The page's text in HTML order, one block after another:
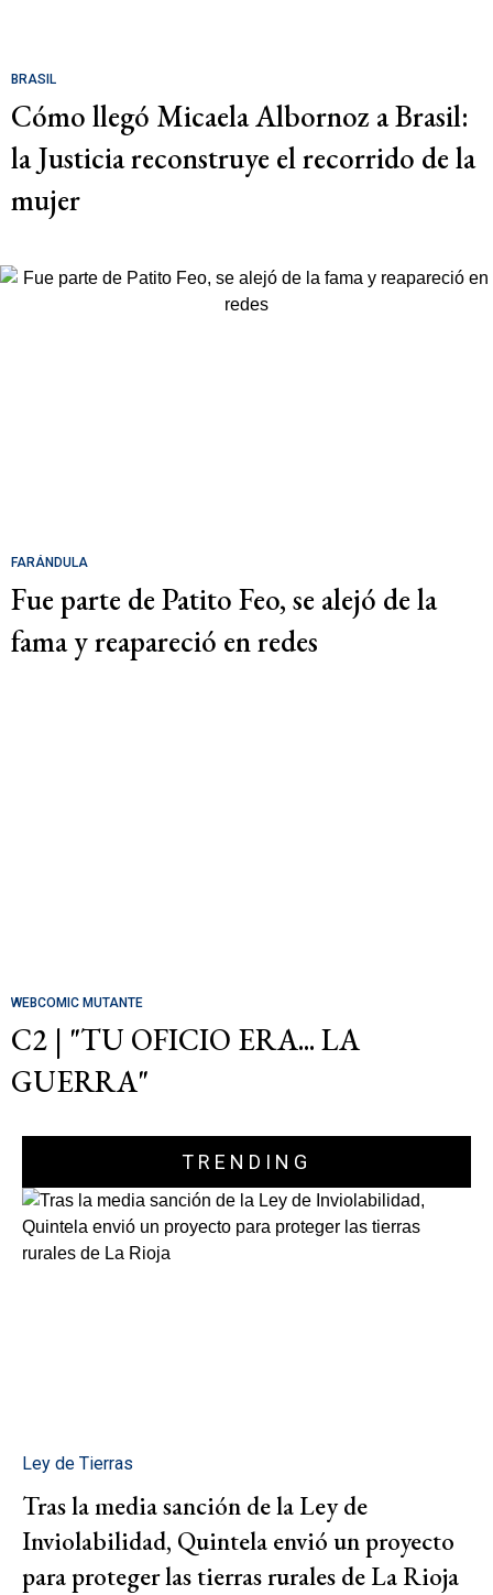
BRASIL
Cómo llegó Micaela Albornoz a Brasil:
la Justicia reconstruye el recorrido de la
mujer
FARÁNDULA
Fue parte de Patito Feo, se alejó de la
fama y reapareció en redes
WEBCOMIC MUTANTE
C2 | "TU OFICIO ERA... LA
GUERRA"
TRENDING
Ley de Tierras
Tras la media sanción de la Ley de
Inviolabilidad, Quintela envió un proyecto
para proteger las tierras rurales de La Rioja